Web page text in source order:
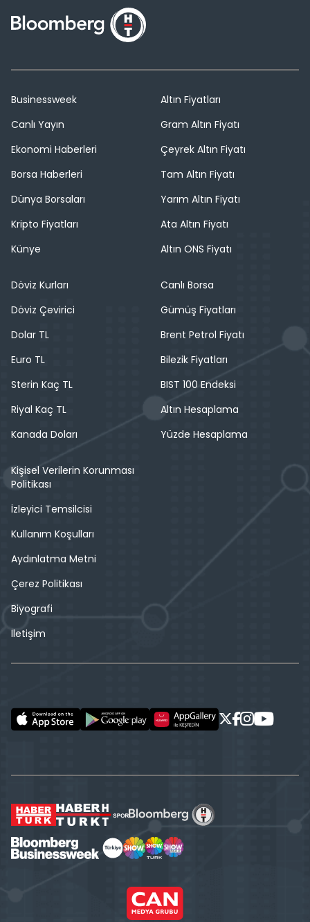
Businessweek
Canlı Yayın
Ekonomi Haberleri
Borsa Haberleri
Dünya Borsaları
Kripto Fiyatları
Künye
Altın Fiyatları
Gram Altın Fiyatı
Çeyrek Altın Fiyatı
Tam Altın Fiyatı
Yarım Altın Fiyatı
Ata Altın Fiyatı
Altın ONS Fiyatı
Döviz Kurları
Döviz Çevirici
Dolar TL
Euro TL
Sterin Kaç TL
Riyal Kaç TL
Kanada Doları
Canlı Borsa
Gümüş Fiyatları
Brent Petrol Fiyatı
Bilezik Fiyatları
BIST 100 Endeksi
Altın Hesaplama
Yüzde Hesaplama
Kişisel Verilerin Korunması
Politikası
İzleyici Temsilcisi
Kullanım Koşulları
Aydınlatma Metni
Çerez Politikası
Biyografi
İletişim